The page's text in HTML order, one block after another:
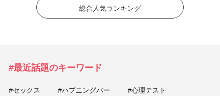
総合人気ランキング
#最近話題のキーワード
#セックス #ハプニングバー #心理テスト